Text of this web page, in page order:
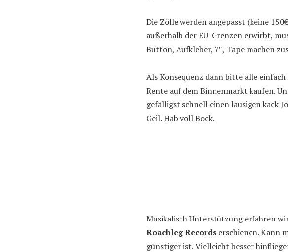
Die Zölle werden angepasst (keine
außerhalb der EU-Grenzen erwirbt,
Button, Aufkleber, 7″, Tape machen
Als Konsequenz dann bitte alle
Rente auf dem Binnenmarkt kaufen.
gefälligst schnell einen lausigen kack
Geil. Hab voll Bock.
Musikalisch Unterstützung erfahren
Roachleg Records erschienen. Kann
günstiger ist. Vielleicht besser